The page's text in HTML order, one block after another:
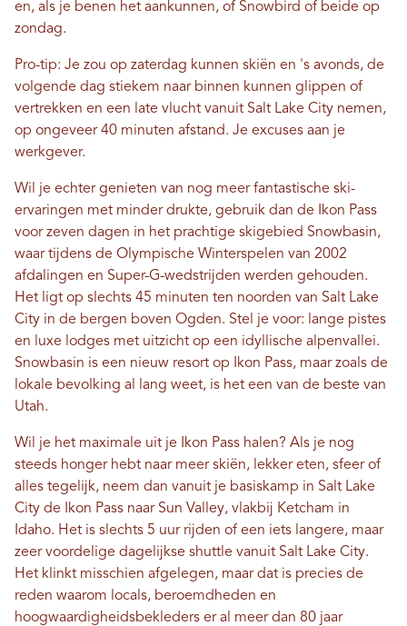
en, als je benen het aankunnen, of Snowbird of beide op
zondag.
Pro-tip: Je zou op zaterdag kunnen skiën en 's avonds, de
volgende dag stiekem naar binnen kunnen glippen of
vertrekken en een late vlucht vanuit Salt Lake City nemen,
op ongeveer 40 minuten afstand. Je excuses aan je
werkgever.
Wil je echter genieten van nog meer fantastische ski-
ervaringen met minder drukte, gebruik dan de Ikon Pass
voor zeven dagen in het prachtige skigebied Snowbasin,
waar tijdens de Olympische Winterspelen van 2002
afdalingen en Super-G-wedstrijden werden gehouden.
Het ligt op slechts 45 minuten ten noorden van Salt Lake
City in de bergen boven Ogden. Stel je voor: lange pistes
en luxe lodges met uitzicht op een idyllische alpenvallei.
Snowbasin is een nieuw resort op Ikon Pass, maar zoals de
lokale bevolking al lang weet, is het een van de beste van
Utah.
Wil je het maximale uit je Ikon Pass halen? Als je nog
steeds honger hebt naar meer skiën, lekker eten, sfeer of
alles tegelijk, neem dan vanuit je basiskamp in Salt Lake
City de Ikon Pass naar Sun Valley, vlakbij Ketcham in
Idaho. Het is slechts 5 uur rijden of een iets langere, maar
zeer voordelige dagelijkse shuttle vanuit Salt Lake City.
Het klinkt misschien afgelegen, maar dat is precies de
reden waarom locals, beroemdheden en
hoogwaardigheidsbekleders er al meer dan 80 jaar